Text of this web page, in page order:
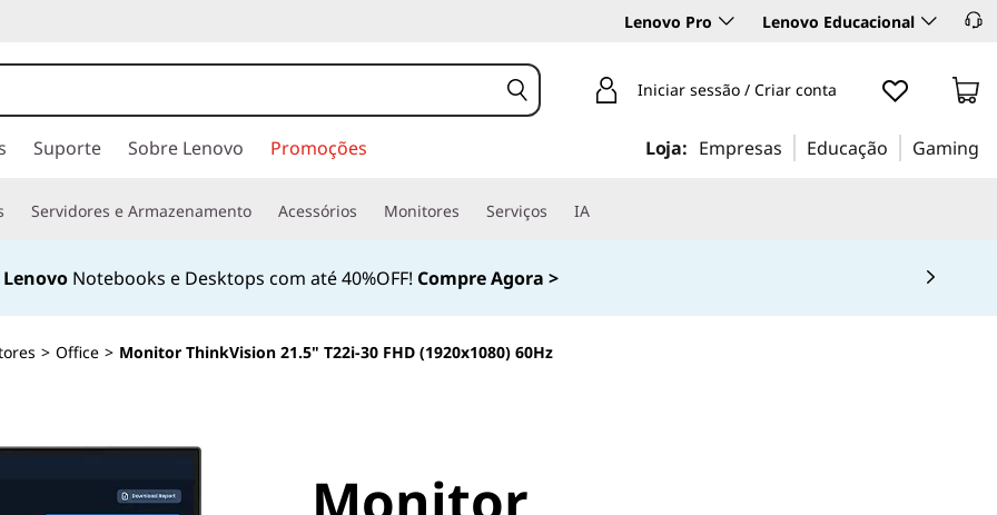
Lenovo Pro Lenovo Educacional
Iniciar sessão / Criar conta
Suporte Sobre Lenovo Promoções Loja: Empresas Educação Gaming
Servidores e Armazenamento Acessórios Monitores Serviços IA
Notebooks e Desktops com até 40%OFF! Compre Agora >
> Office > Monitor ThinkVision 21.5" T22i-30 FHD (1920x1080) 60Hz